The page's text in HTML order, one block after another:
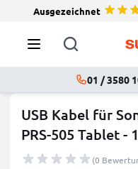
Ausgezeichnet
01 / 3580
USB Kabel für
PRS-505 Tablet -
(0